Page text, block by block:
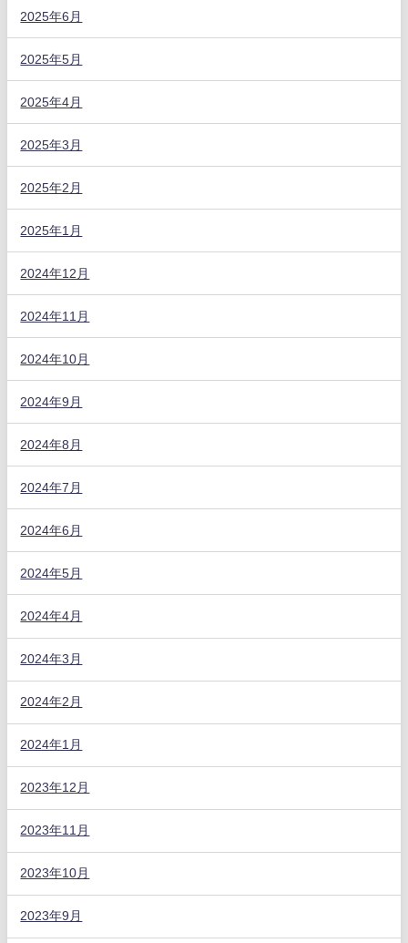
2025年6月
2025年5月
2025年4月
2025年3月
2025年2月
2025年1月
2024年12月
2024年11月
2024年10月
2024年9月
2024年8月
2024年7月
2024年6月
2024年5月
2024年4月
2024年3月
2024年2月
2024年1月
2023年12月
2023年11月
2023年10月
2023年9月